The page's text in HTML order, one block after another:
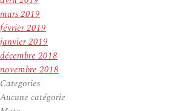
mars 2019
février 2019
janvier 2019
décembre 2018
novembre 2018
Categories
Aucune catégorie